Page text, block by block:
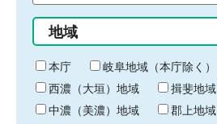
始
り
間
終
わ
り
地域
本庁
岐阜地域（本庁除く）
西濃（大垣）地域
揖斐地域
中濃（美濃）地域
郡上地域